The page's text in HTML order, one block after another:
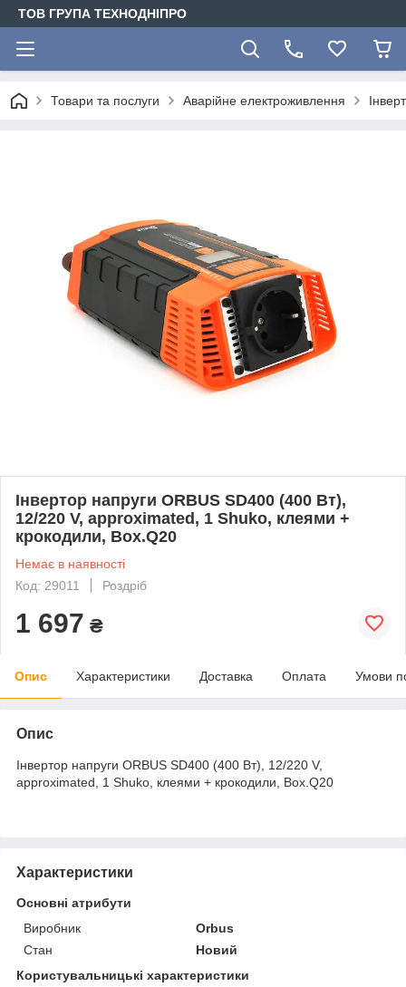
ТОВ ГРУПА ТЕХНОДНІПРО
Товари та послуги Аварійне електроживлення
Інвертор напруги ORBUS SD400 (400 Вт),
12/220 V, approximated, 1 Shuko, клеями +
крокодили, Box.Q20
Немає в наявності
Код: 29011
Роздріб
1 697 ₴
Опис Характеристики Доставка Оплата Умови
Опис
Інвертор напруги ORBUS SD400 (400 Вт), 12/220 V,
approximated, 1 Shuko, клеями + крокодили, Box.Q20
Характеристики
Основні атрибути
Виробник
Orbus
Стан
Новий
Користувальницькі характеристики